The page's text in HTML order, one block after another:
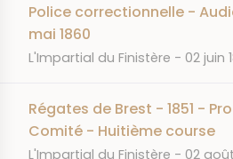
Police correctionnelle -
mai 1860
JOURNAL
L'Impartial du Finistère DATE
02 juin
Régates de Brest - 1851 -
Comité - Huitième course
JOURNAL
L'Impartial du Finistère DATE
02 août